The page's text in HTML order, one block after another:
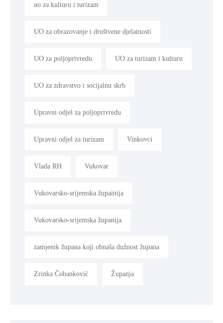
uo za kulturu i turizam
UO za obrazovanje i društvene djelatnosti
UO za poljoprivredu UO za turizam i kulturu
UO za zdravstvo i socijalnu skrb
Upravni odjel za poljoprivredu
Upravni odjel za turizam Vinkovci
Vlada RH Vukovar
Vukovarsko-srijemska župainija
Vukovarsko-srijemska županija
zamjenik župana koji obnaša dužnost župana
Zrinka Čobanković Županja